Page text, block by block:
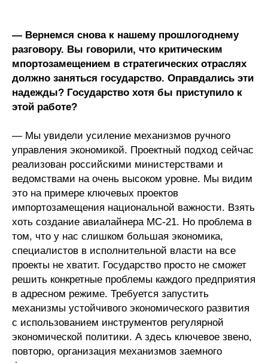
— Вернемся снова к нашему прошлогоднему
разговору. Вы говорили, что критическим
мпортозамещением в стратегических отраслях
должно заняться государство. Оправдались эти
надежды? Государство хотя бы приступило к
этой работе?
— Мы увидели усиление механизмов ручного
управления экономикой. Проектный подход сейчас
реализован российскими министерствами и
ведомствами на очень высоком уровне. Мы видим
это на примере ключевых проектов
импортозамещения национальной важности. Взять
хоть создание авиалайнера МС-21. Но проблема в
том, что у нас слишком большая экономика,
специалистов в исполнительной власти на все
проекты не хватит. Государство просто не сможет
решить конкретные проблемы каждого предприятия
в адресном режиме. Требуется запустить
механизмы устойчивого экономического развития
с использованием инструментов регулярной
экономической политики. А здесь ключевое звено,
повторю, организация механизмов заемного